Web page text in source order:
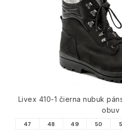
Livex 410-1 čierna nubuk
obuv
47 48 49 50